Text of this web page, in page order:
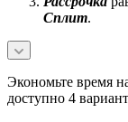
Сплит.
Экономьте время
доступно 4